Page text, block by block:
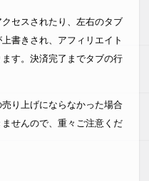
セスされたり、左右のタブ
書きされ、アフィリエイト
す。決済完了までタブの行
り上げにならなかった場合
せんので、重々ご注意くだ